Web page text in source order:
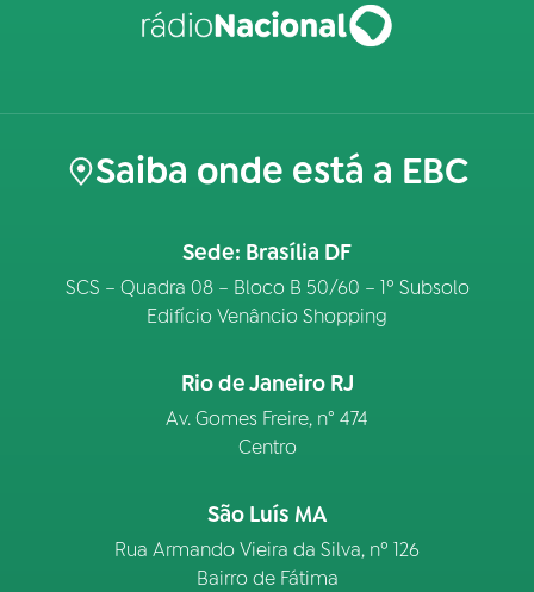
Saiba onde está a EBC
Sede: Brasília DF
SCS – Quadra 08 – Bloco B 50/60 – 1º Subsolo
Edifício Venâncio Shopping
Rio de Janeiro RJ
Av. Gomes Freire, n° 474
Centro
São Luís MA
Rua Armando Vieira da Silva, nº 126
Bairro de Fátima